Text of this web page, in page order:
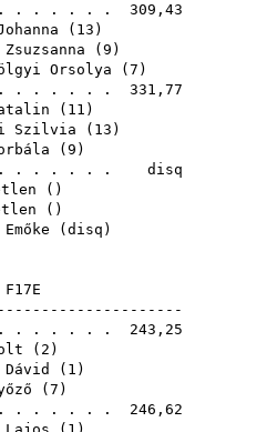
. . . . . 309,43
( 13 )
( 9 )
Orsolya ( 7 )
. . . . . 331,77
( 11 )
Szilvia ( 13 )
( 9 )
. . . . . . disq
()
()
( disq )
F17E
. . . . . 243,25
( 2 )
( 1 )
( 7 )
. . . . . 246,62